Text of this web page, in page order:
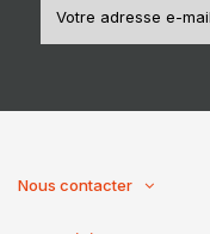
Nous contacter